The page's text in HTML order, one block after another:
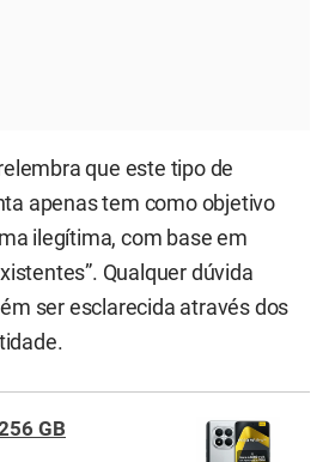
que este tipo de
apenas tem como objetivo
ilegítima, com base em
Qualquer dúvida
ser esclarecida através dos
GB